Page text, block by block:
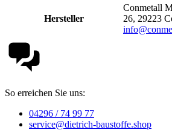
Hersteller
Conmetall
26, 29223
So erreichen Sie uns:
04296 / 74 99 77
service@dietrich-baustoffe.shop